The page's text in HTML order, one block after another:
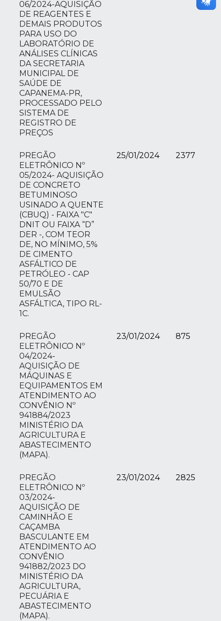
06/2024-AQUISIÇÃO
DE REAGENTES E
DEMAIS PRODUTOS
PARA USO DO
LABORATÓRIO DE
ANÁLISES CLÍNICAS
DA SECRETARIA
MUNICIPAL DE
SAÚDE DE
CAPANEMA-PR,
PROCESSADO PELO
SISTEMA DE
REGISTRO DE
PREÇOS
PREGÃO
ELETRÔNICO Nº
05/2024- AQUISIÇÃO
DE CONCRETO
BETUMINOSO
USINADO A QUENTE
(CBUQ) - FAIXA "C"
DNIT OU FAIXA “D”
DER -, COM TEOR
DE, NO MÍNIMO, 5%
DE CIMENTO
ASFÁLTICO DE
PETRÓLEO - CAP
50/70 E DE
EMULSÃO
ASFÁLTICA, TIPO RL-
1C.
25/01/2024 2377
PREGÃO
ELETRÔNICO Nº
04/2024-
AQUISIÇÃO DE
MÁQUINAS E
EQUIPAMENTOS EM
ATENDIMENTO AO
CONVÊNIO Nº
941884/2023
MINISTÉRIO DA
AGRICULTURA E
ABASTECIMENTO
(MAPA).
23/01/2024 875
PREGÃO
ELETRÔNICO Nº
03/2024-
AQUISIÇÃO DE
CAMINHÃO E
CAÇAMBA
BASCULANTE EM
ATENDIMENTO AO
CONVÊNIO
941882/2023 DO
MINISTÉRIO DA
AGRICULTURA,
PECUÁRIA E
ABASTECIMENTO
(MAPA).
23/01/2024 2825